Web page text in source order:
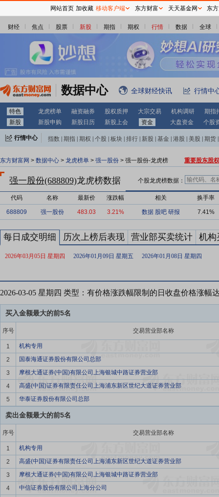
财经 焦点 股票 新股 期指 期权 行情 数据 全球
数据中心 全球财经快讯 行情中
特色 龙虎榜单 融资融券 股权质押 大宗交易 机构调研
期指
新股
新股申购 新股日历 新股上会 资金 大盘资金 个股
行情中心 指数 期指 期权 个股 板块 排行 新股 基金 港股 美股 期货
东方财富网 > 数据中心 > 龙虎榜单 > 强一股份 > 强一股份-龙虎榜 重要股东股
强一股份(688809)龙虎榜数据 个股龙虎榜数据：
代码 名称 最新价 涨跌幅 相关 换手率
688809 强一股份 483.03 3.21% 数据 股吧 研报 7.41%
每日成交明细 历次上榜后表现 营业部买卖统计 机构
2026年03月05日 星期四 2026年01月09日 星期五 2026年01月08日 星期四
2026-03-05 星期四 类型：有价格涨跌幅限制的日收盘价格涨幅
买入金额最大的前5名
序号 交易营业部名称
1
机构专用
2
国泰海通证券股份有限公司总部
3
摩根大通证券(中国)有限公司上海银城中路证券营业部
4
高盛(中国)证券有限责任公司上海浦东新区世纪大道证券营业部
5
华泰证券股份有限公司总部
卖出金额最大的前5名
序号 交易营业部名称
1
机构专用
2
高盛(中国)证券有限责任公司上海浦东新区世纪大道证券营业部
3
摩根大通证券(中国)有限公司上海银城中路证券营业部
4
中信证券股份有限公司上海分公司
网站首页 加收藏 移动客户端 东方财富 天天基金网 东